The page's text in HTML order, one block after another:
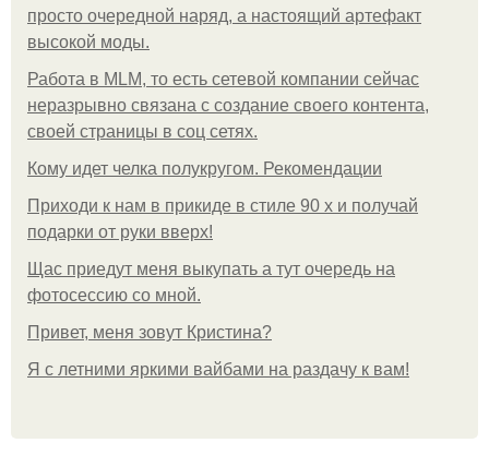
просто очередной наряд, а настоящий артефакт
высокой моды.
Работа в MLM, то есть сетевой компании сейчас
неразрывно связана с создание своего контента,
своей страницы в соц сетях.
Кому идет челка полукругом. Рекомендации
Приходи к нам в прикиде в стиле 90 х и получай
подарки от руки вверх!
Щас приедут меня выкупать а тут очередь на
фотосессию со мной.
Привет, меня зовут Кристина?
Я с летними яркими вайбами на раздачу к вам!